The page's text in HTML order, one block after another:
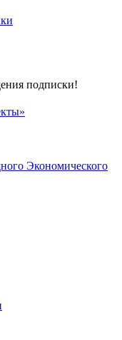
подписки!
Экономического